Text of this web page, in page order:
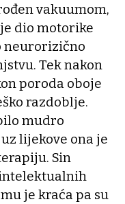
vakuumom,
dio motorike
neurorizično
Tek nakon
poroda oboje
razdoblje.
mudro
lijekove ona je
Sin
je kraća pa su